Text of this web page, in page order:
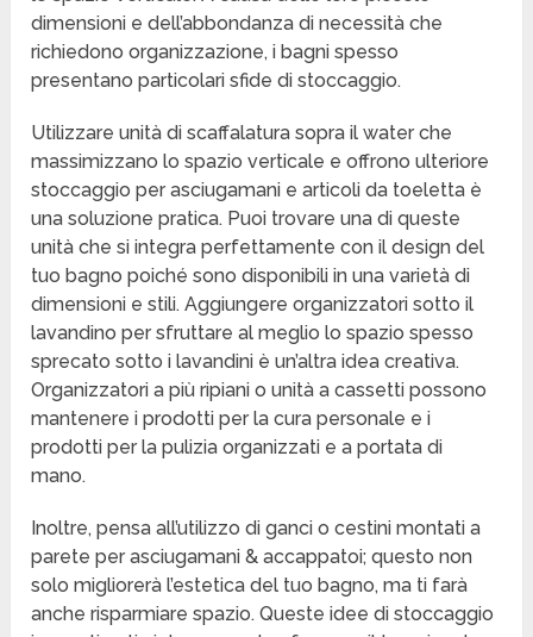
dimensioni e dell’abbondanza di necessità che
richiedono organizzazione, i bagni spesso
presentano particolari sfide di stoccaggio.
Utilizzare unità di scaffalatura sopra il water che
massimizzano lo spazio verticale e offrono ulteriore
stoccaggio per asciugamani e articoli da toeletta è
una soluzione pratica. Puoi trovare una di queste
unità che si integra perfettamente con il design del
tuo bagno poiché sono disponibili in una varietà di
dimensioni e stili. Aggiungere organizzatori sotto il
lavandino per sfruttare al meglio lo spazio spesso
sprecato sotto i lavandini è un’altra idea creativa.
Organizzatori a più ripiani o unità a cassetti possono
mantenere i prodotti per la cura personale e i
prodotti per la pulizia organizzati e a portata di
mano.
Inoltre, pensa all’utilizzo di ganci o cestini montati a
parete per asciugamani & accappatoi; questo non
solo migliorerà l’estetica del tuo bagno, ma ti farà
anche risparmiare spazio. Queste idee di stoccaggio